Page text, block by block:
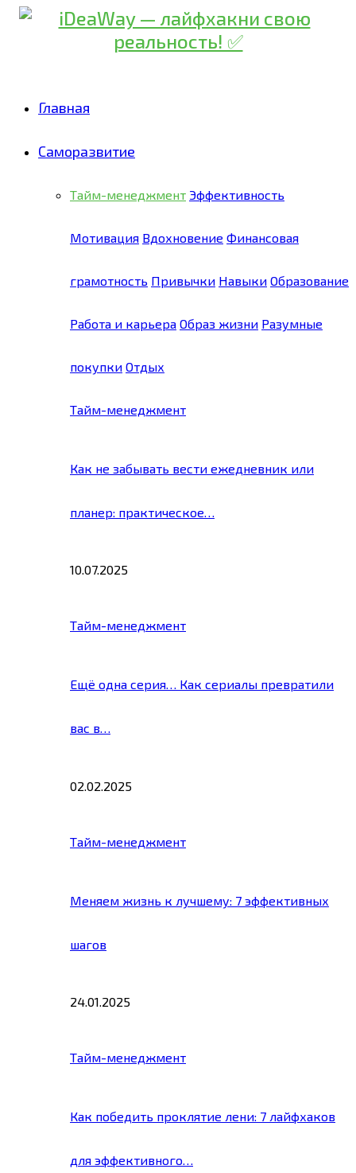
Skip
Главная
Саморазвитие
Тайм-менеджмент Эффективность
Мотивация Вдохновение Финансовая
грамотность Привычки Навыки Образование
Работа и карьера Образ жизни Разумные
покупки Отдых
Тайм-менеджмент
Как не забывать вести ежедневник или
планер: практическое…
10.07.2025
Тайм-менеджмент
Ещё одна серия… Как сериалы превратили
вас в…
02.02.2025
Тайм-менеджмент
Меняем жизнь к лучшему: 7 эффективных
шагов
24.01.2025
Тайм-менеджмент
Как победить проклятие лени: 7 лайфхаков
для эффективного…